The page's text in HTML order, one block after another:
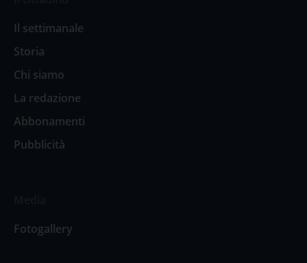
Il settimanale
Storia
Chi siamo
La redazione
Abbonamenti
Pubblicità
Fotogallery